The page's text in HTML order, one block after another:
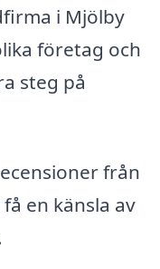
i Mjölby
företag och
steg på
från
en känsla av